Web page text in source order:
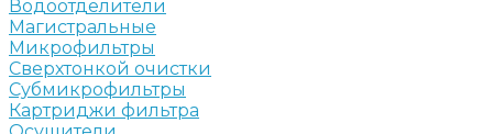
Водоотделители
Магистральные
Микрофильтры
Сверхтонкой очистки
Субмикрофильтры
Картриджи фильтра